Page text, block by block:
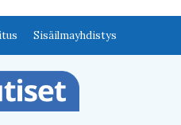
Sisäilmayhdistys